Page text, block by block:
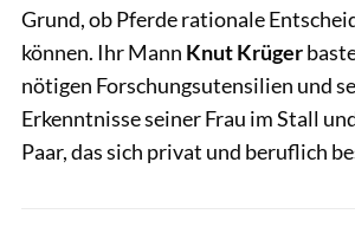
Grund, ob Pferde rationale
können. Ihr Mann Knut Krüger
nötigen Forschungsutensilien und
Erkenntnisse seiner Frau im Stall
Paar, das sich privat und beruflich